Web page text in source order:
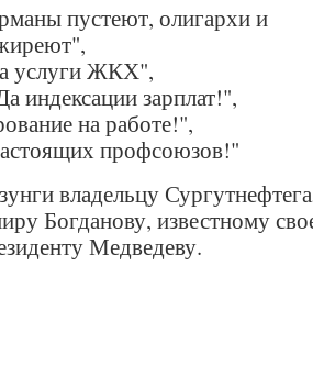
пустеют, олигархи и
услуги ЖКХ",
индексации зарплат!",
на работе!",
профсоюзов!"
владельцу
Богданову, известному
Медведеву.